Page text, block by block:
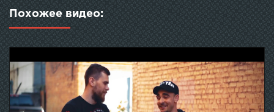
Похожее видео: